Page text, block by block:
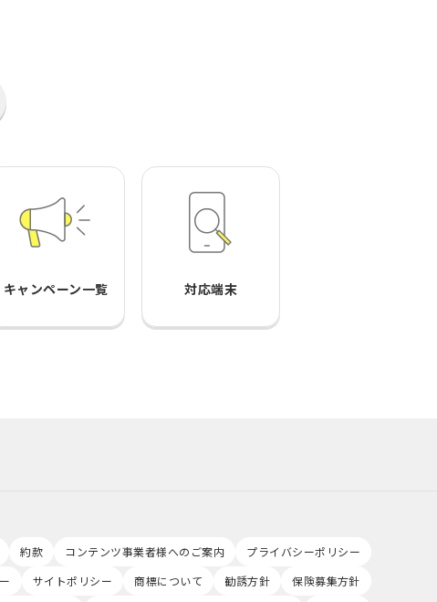
キャンペーン一覧 対応端末
約款 コンテンツ事業者様へのご案内
プライバシーポリシー
サイトポリシー 商標について 勧誘方針
保険募集方針